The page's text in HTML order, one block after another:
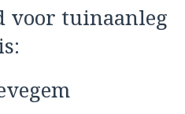
voor tuinaanleg